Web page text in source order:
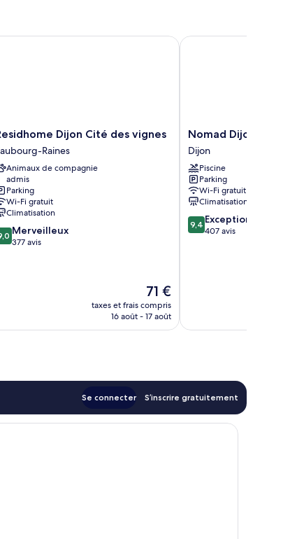
vignes
Dijon Cité des vignes
Raines
Animaux de compagnie
admis
Parking
Wi-Fi gratuit
Climatisation
Merveilleux
377 avis
Le
nouveau
prix
71 €
taxes et frais compris
16 août - 17 août
Dijon Cité des vignes
Nomad
Dijon
Dijon
Nomad Dijon
Dijon
Piscine
Parking
Wi-Fi gratuit
Climatisation
9.4
sur
9,4 Exceptionnel
407 avis
Nomad Dijon
Se connecter S’inscrire gratuitement